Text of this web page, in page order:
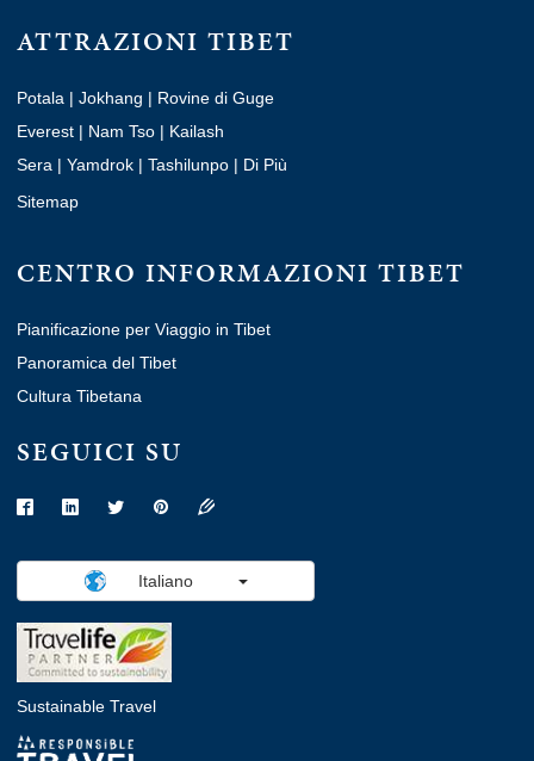
ATTRAZIONI TIBET
Potala | Jokhang | Rovine di Guge
Everest | Nam Tso | Kailash
Sera | Yamdrok | Tashilunpo | Di Più
Sitemap
CENTRO INFORMAZIONI TIBET
Pianificazione per Viaggio in Tibet
Panoramica del Tibet
Cultura Tibetana
SEGUICI SU
Italiano
Sustainable Travel